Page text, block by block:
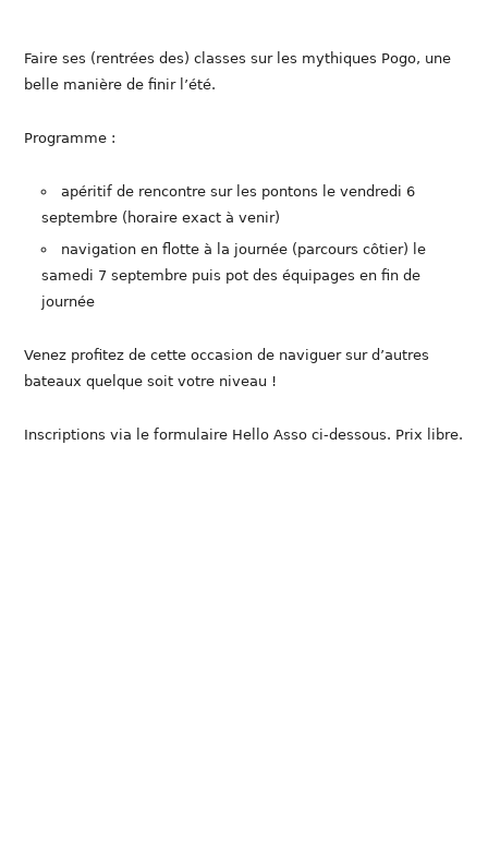
Faire ses (rentrées des) classes sur les mythiques Pogo, une
belle manière de finir l’été.
Programme :
apéritif de rencontre sur les pontons le vendredi 6
septembre (horaire exact à venir)
navigation en flotte à la journée (parcours côtier) le
samedi 7 septembre puis pot des équipages en fin de
journée
Venez profitez de cette occasion de naviguer sur d’autres
bateaux quelque soit votre niveau !
Inscriptions via le formulaire Hello Asso ci-dessous. Prix libre.